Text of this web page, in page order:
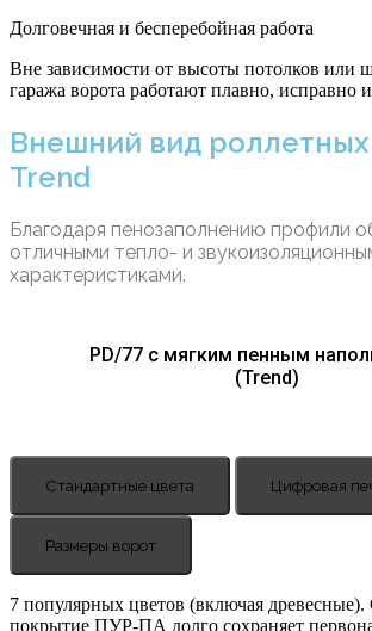
Долговечная и бесперебойная работа
Вне зависимости от высоты потолков или
гаража ворота работают плавно, исправно
Внешний вид
Trend
Благодаря пенозаполнению профили
отличными тепло- и
характеристиками.
PD/77 с мягким пенным
(Trend)
Стандартные цвета Цифровая
Размеры ворот
7 популярных цветов (включая
покрытие ПУР-ПА долго сохраняет